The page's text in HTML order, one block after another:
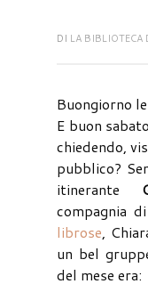
DI LA BIBLIOTECA
Buongiorno
E buon
chiedendo,
pubblico?
itinerante
compagnia
librose,
un bel
del mese era: